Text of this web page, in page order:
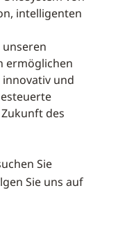
intelligenten
ermöglichen
und
des
Sie
Sie uns auf